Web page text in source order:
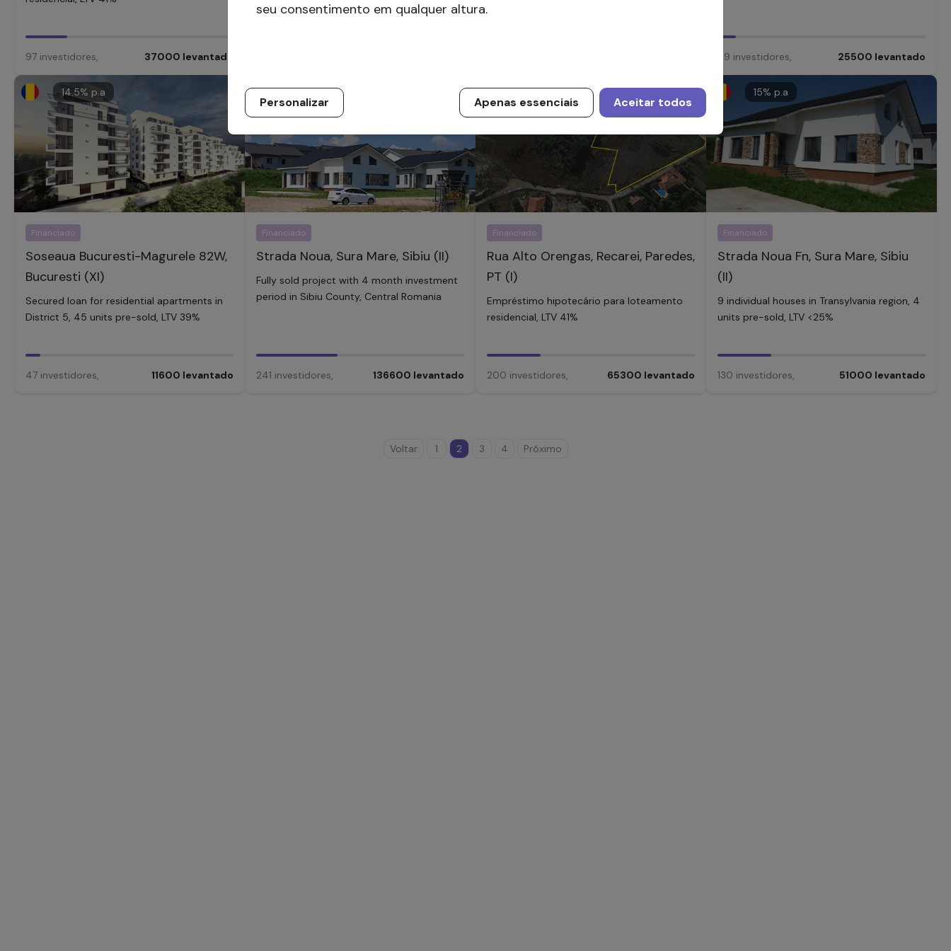
97 investidores, 37000 levantado 69 investidores, 25500 levantado
14.5% p.a
Financiado
Soseaua Bucuresti-Magurele 82W,
Bucuresti (XI)
Secured loan for residential apartments in
District 5, 45 units pre-sold, LTV 39%
47 investidores, 11600 levantado
16% p.a
Financiado
Strada Noua, Sura Mare, Sibiu (II)
Fully sold project with 4 month investment
period in Sibiu County, Central Romania
241 investidores, 136600 levantado
14% p.a
Financiado
Rua Alto Orengas, Recarei, Paredes,
PT (I)
Empréstimo hipotecário para loteamento
residencial, LTV 41%
200 investidores, 65300 levantado
15% p.a
Financiado
Strada Noua Fn, Sura Mare, Sibiu
(II)
9 individual houses in Transylvania region, 4
units pre-sold, LTV <25%
130 investidores, 51000 levantado
Voltar 1 2 3 4 Próximo
seu consentimento em qualquer altura.
Personalizar Apenas essenciais Aceitar todos